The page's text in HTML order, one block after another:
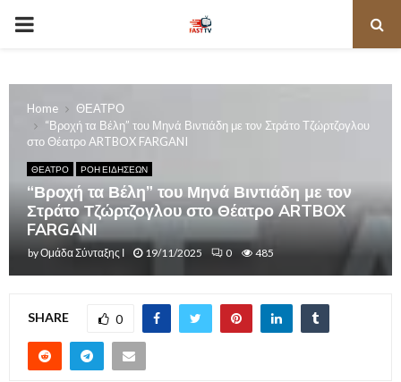
PRIMARY
Home
ΘΕΑΤΡΟ
“Βροχή τα Βέλη” του Μηνά Βιντιάδη με τον Στράτο Τζώρτζογλου
στο Θέατρο ARTBOX FARGANI
ΘΕΑΤΡΟ ΡΟΗ ΕΙΔΗΣΕΩΝ
“Βροχή τα Βέλη” του Μηνά Βιντιάδη με τον
Στράτο Τζώρτζογλου στο Θέατρο ARTBOX
FARGANI
byΟμάδα Σύνταξης Ι 19/11/2025 0 485
SHARE 0